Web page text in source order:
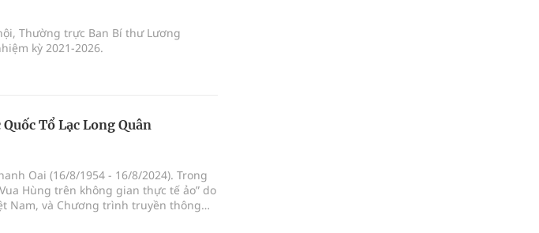
Thường trực Ban Bí thư Lương
kỳ 2021-2026.
Tổ Lạc Long Quân
Oai (16/8/1954 - 16/8/2024). Trong
Hùng trên không gian thực tế ảo” do
Nam, và Chương trình truyền thông